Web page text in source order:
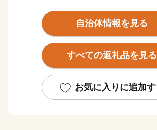
また、俳聖松尾芭蕉も訪れたという歴
れた「飯坂温泉」をはじめ、こけしと水
温泉」や奥州三高湯の一つに数えられる
泉」といったそれぞれに特色のある温泉
シやブドウ、初冬のリンゴなど、一年中
ない「くだものの宝石箱」として全国の
自治体情報を見る
すべての返礼品を見る
お気に入りに追加